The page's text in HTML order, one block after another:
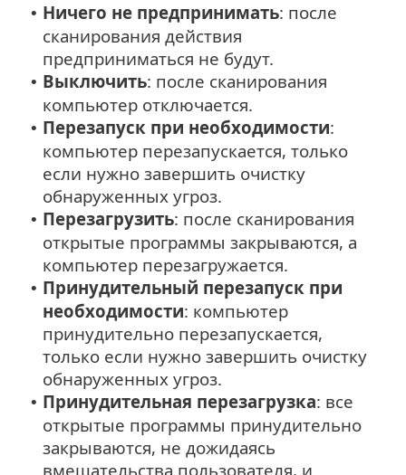
• Ничего не предпринимать: после
сканирования действия
предприниматься не будут.
• Выключить: после сканирования
компьютер отключается.
• Перезапуск при необходимости:
компьютер перезапускается, только
если нужно завершить очистку
обнаруженных угроз.
• Перезагрузить: после сканирования
открытые программы закрываются, а
компьютер перезагружается.
• Принудительный перезапуск при
необходимости: компьютер
принудительно перезапускается,
только если нужно завершить очистку
обнаруженных угроз.
• Принудительная перезагрузка: все
открытые программы принудительно
закрываются, не дожидаясь
вмешательства пользователя, и